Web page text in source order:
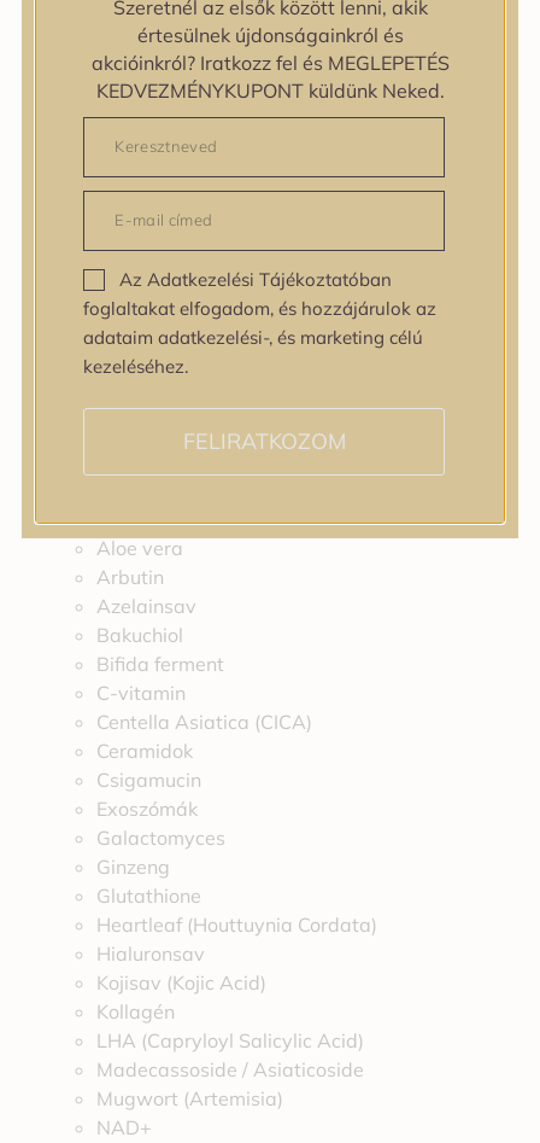
Egyenetlen bőrtextúra
Egyenetlen tónus
Érett bőr
Érzékeny bőr
Fakóság
Feszességvesztés
Pigmentfoltok
Problémás bőr
Ráncok
Sérült barrier
Tág pórusok
Speciális bőrápolás
Tini bőrápolás
Várandósság alatt is
Allantoin
Aloe vera
Arbutin
Azelainsav
Bakuchiol
Bifida ferment
C-vitamin
Centella Asiatica (CICA)
Ceramidok
Csigamucin
Exoszómák
Galactomyces
Ginzeng
Glutathione
Heartleaf (Houttuynia Cordata)
Hialuronsav
Kojisav (Kojic Acid)
Kollagén
LHA (Capryloyl Salicylic Acid)
Madecassoside / Asiaticoside
Mugwort (Artemisia)
NAD+
Szeretnél az elsők között lenni, akik
értesülnek újdonságainkról és
akcióinkról? Iratkozz fel és MEGLEPETÉS
KEDVEZMÉNYKUPONT küldünk Neked.
Az Adatkezelési Tájékoztatóban
foglaltakat elfogadom, és hozzájárulok az
adataim adatkezelési-, és marketing célú
kezeléséhez.
FELIRATKOZOM